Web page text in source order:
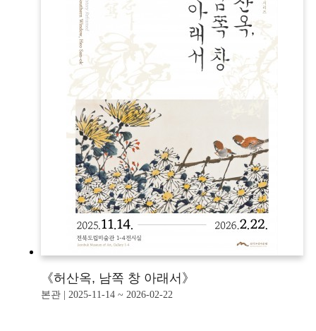
《허산옥, 남쪽 창 아래서》
본관 | 2025-11-14 ~ 2026-02-22